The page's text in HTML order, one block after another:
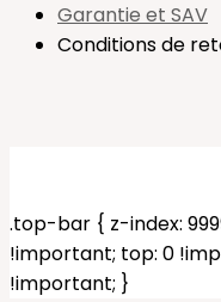
Garantie et SAV
Conditions de
.top-bar { z-index:
!important; top: 0
!important; }